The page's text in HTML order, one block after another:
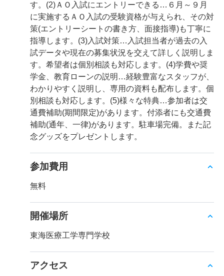
す。(2)ＡＯ入試にエントリーできる…６月～９月
に実施するＡＯ入試の受験資格が与えられ、その対
策(エントリーシートの書き方、面接指導)も丁寧に
指導します。(3)入試対策…入試担当者が過去の入
試データや現在の募集状況を交えて詳しく説明しま
す。希望者は個別相談も対応します。(4)学費や奨
学金、教育ローンの説明…経験豊富なスタッフが、
わかりやすく説明し、専用の資料も配布します。個
別相談も対応します。(5)様々な特典…参加者は交
通費補助(期間限定)があります。付添者にも交通費
補助(通年、一律)があります。駐車場完備。また記
念グッズをプレゼントします。
参加費用
無料
開催場所
東海医療工学専門学校
アクセス